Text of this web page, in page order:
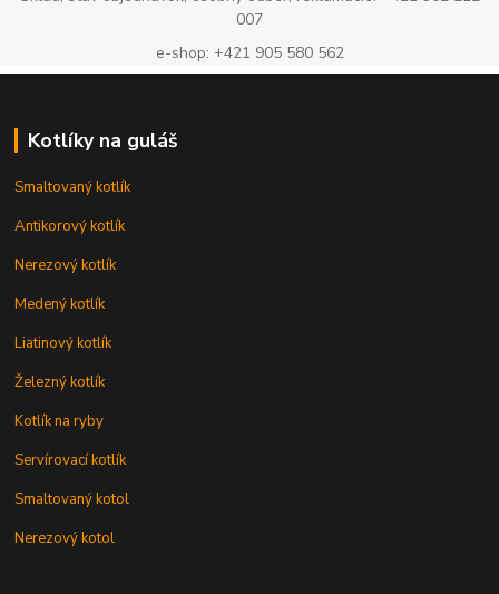
007
e-shop: +421 905 580 562
Kotlíky na guláš
Smaltovaný kotlík
Antikorový kotlík
Nerezový kotlík
Medený kotlík
Liatinový kotlík
Železný kotlík
Kotlík na ryby
Servírovací kotlík
Smaltovaný kotol
Nerezový kotol